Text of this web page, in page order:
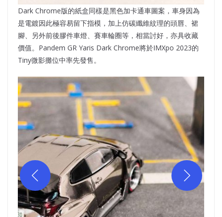
Dark Chrome版的紙盒同樣是黑色加卡通車圖案，車身因為
是電鍍因此極容易留下指模，加上仿碳纖維紋理的頭唇、裙
腳、另外前後膠件車燈、賽車輪圈等，相當討好，亦具收藏
價值。Pandem GR Yaris Dark Chrome將於IMXpo 2023的
Tiny微影攤位中率先發售。